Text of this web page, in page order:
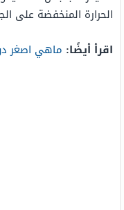
الحرارة المنخفضة على
اقرأ أيضًا: ماهي اصغر